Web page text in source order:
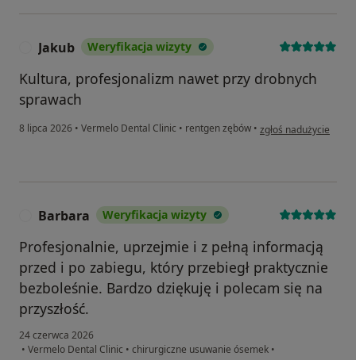
Jakub Weryfikacja wizyty
Kultura, profesjonalizm nawet przy drobnych
sprawach
8 lipca 2026 • Vermelo Dental Clinic • rentgen zębów • w opinii użytkownika
zgłoś nadużycie
Barbara Weryfikacja wizyty
Profesjonalnie, uprzejmie i z pełną informacją
przed i po zabiegu, który przebiegł praktycznie
bezboleśnie. Bardzo dziękuję i polecam się na
przyszłość.
24 czerwca 2026
• Vermelo Dental Clinic • chirurgiczne usuwanie ósemek •